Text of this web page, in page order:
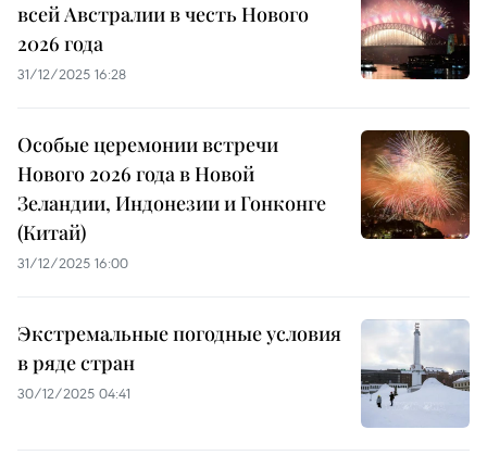
всей Австралии в честь Нового
2026 года
31/12/2025 16:28
Особые церемонии встречи
Нового 2026 года в Новой
Зеландии, Индонезии и Гонконге
(Китай)
31/12/2025 16:00
Экстремальные погодные условия
в ряде стран
30/12/2025 04:41